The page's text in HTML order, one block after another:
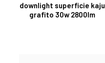
downlight superficie kaju
grafito 30w 2800lm